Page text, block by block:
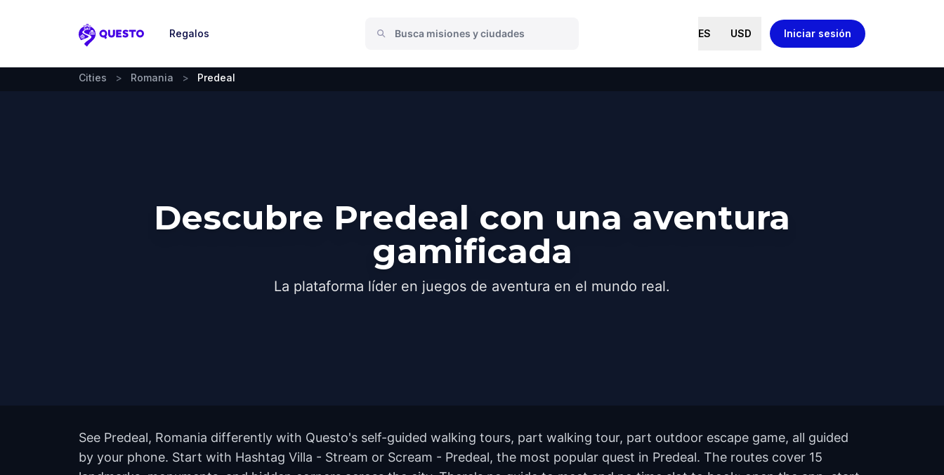
Questo
Regalos ES USD Iniciar sesión
Cities > Romania > Predeal
Descubre Predeal con una aventura
gamificada
La plataforma líder en juegos de aventura en el mundo real.
See Predeal, Romania differently with Questo's self-guided walking tours, part walking tour, part outdoor escape game, all guided
by your phone. Start with Hashtag Villa - Stream or Scream - Predeal, the most popular quest in Predeal. The routes cover 15